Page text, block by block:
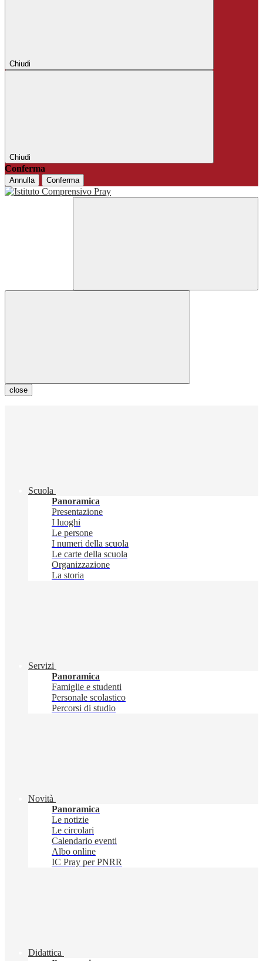
Chiudi
Chiudi
Conferma
Annulla Conferma
close
Scuola
Panoramica
Presentazione
I luoghi
Le persone
I numeri della scuola
Le carte della scuola
Organizzazione
La storia
Servizi
Panoramica
Famiglie e studenti
Personale scolastico
Percorsi di studio
Novità
Panoramica
Le notizie
Le circolari
Calendario eventi
Albo online
IC Pray per PNRR
Didattica